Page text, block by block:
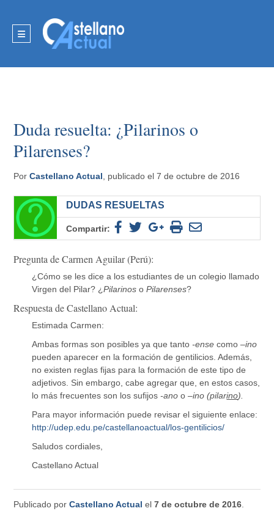
Duda resuelta: ¿Pilarinos o
Pilarenses?
PorCastellano Actual , publicado el 7 de octubre de 2016
DUDAS RESUELTAS
Compartir:
Pregunta de Carmen Aguilar (Perú):
¿Cómo se les dice a los estudiantes de un colegio llamado
Virgen del Pilar? ¿Pilarinos oPilarenses?
Respuesta de Castellano Actual:
Estimada Carmen:
Ambas formas son posibles ya que tanto-ense como–ino
pueden aparecer en la formación de gentilicios. Además,
no existen reglas fijas para la formación de este tipo de
adjetivos. Sin embargo, cabe agregar que, en estos casos,
lo más frecuentes son los sufijos-ano o –ino (pilarino).
Para mayor información puede revisar el siguiente enlace:
http://udep.edu.pe/castellanoactual/los-gentilicios/
Saludos cordiales,
Castellano Actual
Publicado porCastellano Actual el7 de octubre de 2016